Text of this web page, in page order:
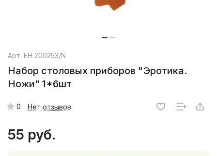
Арт. EH 200253/N
Набор столовых приборов "Эротика.
Ножи" 1*6шт
0 Нет отзывов
55 руб.